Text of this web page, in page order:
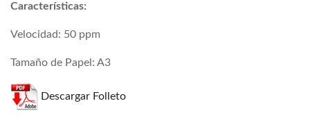
Características:
Velocidad: 50 ppm
Tamaño de Papel: A3
Descargar Folleto